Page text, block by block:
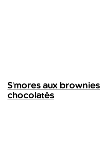
S'mores aux brownies
chocolatés